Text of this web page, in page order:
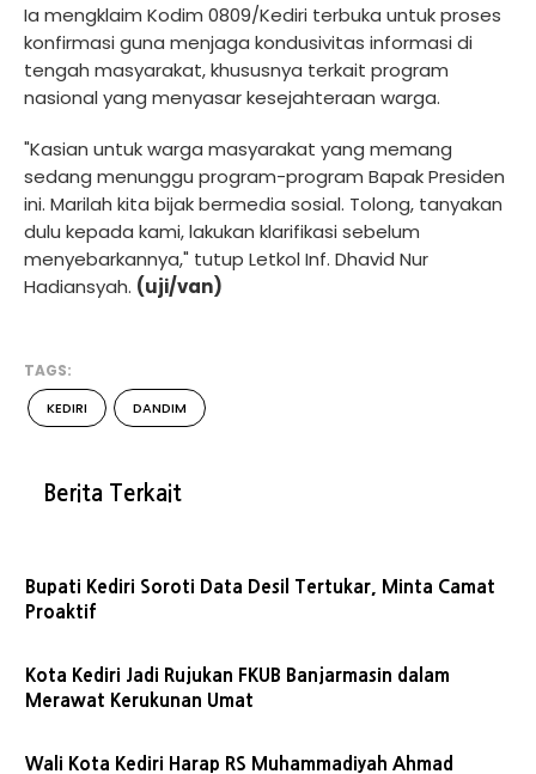
Ia mengklaim Kodim 0809/Kediri terbuka untuk proses
konfirmasi guna menjaga kondusivitas informasi di
tengah masyarakat, khususnya terkait program
nasional yang menyasar kesejahteraan warga.
"Kasian untuk warga masyarakat yang memang
sedang menunggu program-program Bapak Presiden
ini. Marilah kita bijak bermedia sosial. Tolong, tanyakan
dulu kepada kami, lakukan klarifikasi sebelum
menyebarkannya," tutup Letkol Inf. Dhavid Nur
Hadiansyah. (uji/van)
TAGS:
KEDIRI DANDIM
Berita Terkait
Bupati Kediri Soroti Data Desil Tertukar, Minta Camat
Proaktif
Kota Kediri Jadi Rujukan FKUB Banjarmasin dalam
Merawat Kerukunan Umat
Wali Kota Kediri Harap RS Muhammadiyah Ahmad